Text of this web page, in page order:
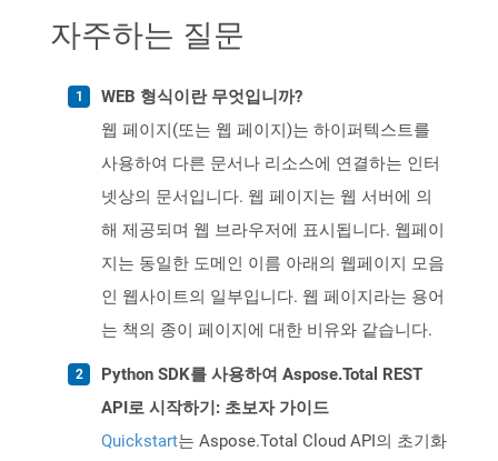
자주하는 질문
WEB 형식이란 무엇입니까?
웹 페이지(또는 웹 페이지)는 하이퍼텍스트를
사용하여 다른 문서나 리소스에 연결하는 인터
넷상의 문서입니다. 웹 페이지는 웹 서버에 의
해 제공되며 웹 브라우저에 표시됩니다. 웹페이
지는 동일한 도메인 이름 아래의 웹페이지 모음
인 웹사이트의 일부입니다. 웹 페이지라는 용어
는 책의 종이 페이지에 대한 비유와 같습니다.
Python SDK를 사용하여 Aspose.Total REST
API로 시작하기: 초보자 가이드
Quickstart는 Aspose.Total Cloud API의 초기화